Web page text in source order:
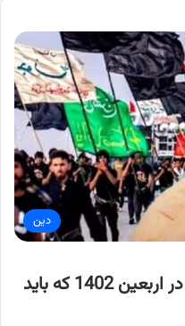
دین
مدارک لازم برای رفتن به کربلا در اربعین 1402 که باید